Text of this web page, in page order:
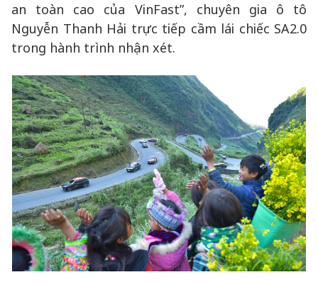
an toàn cao của VinFast”, chuyên gia ô tô
Nguyễn Thanh Hải trực tiếp cầm lái chiếc SA2.0
trong hành trình nhận xét.